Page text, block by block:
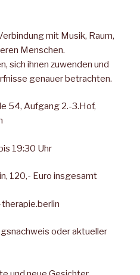
mit Musik, Raum,
Menschen.
sich ihnen zuwenden und
genauer betrachten.
54, Aufgang 2.-3.Hof,
19:30 Uhr
120,- Euro insgesamt
oder aktueller